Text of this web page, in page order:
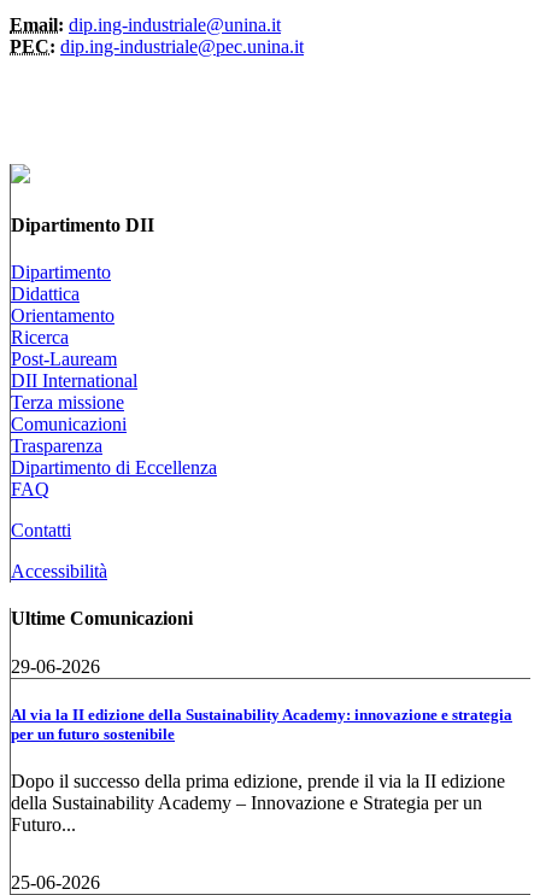
Email: dip.ing-industriale@unina.it
PEC: dip.ing-industriale@pec.unina.it
Dipartimento DII
Dipartimento
Didattica
Orientamento
Ricerca
Post-Lauream
DII International
Terza missione
Comunicazioni
Trasparenza
Dipartimento di Eccellenza
FAQ
Contatti
Accessibilità
Ultime Comunicazioni
29-06-2026
Al via la II edizione della Sustainability Academy: innovazione e strategia
per un futuro sostenibile
Dopo il successo della prima edizione, prende il via la II edizione
della Sustainability Academy – Innovazione e Strategia per un
Futuro...
25-06-2026